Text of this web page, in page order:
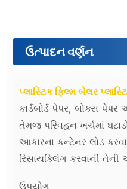
ઉત્પાદન વર્ણન
પ્લાસ્ટિક ફિલ્મ બેલર
કાર્ડબોર્ડ પેપર, બોક્સ
તેમજ પરિવહન ખર્ચમાં
આકારના કન્ટેનર લોડ
રિસાયક્લિંગ કરવાની તેની
ઉપયોગ